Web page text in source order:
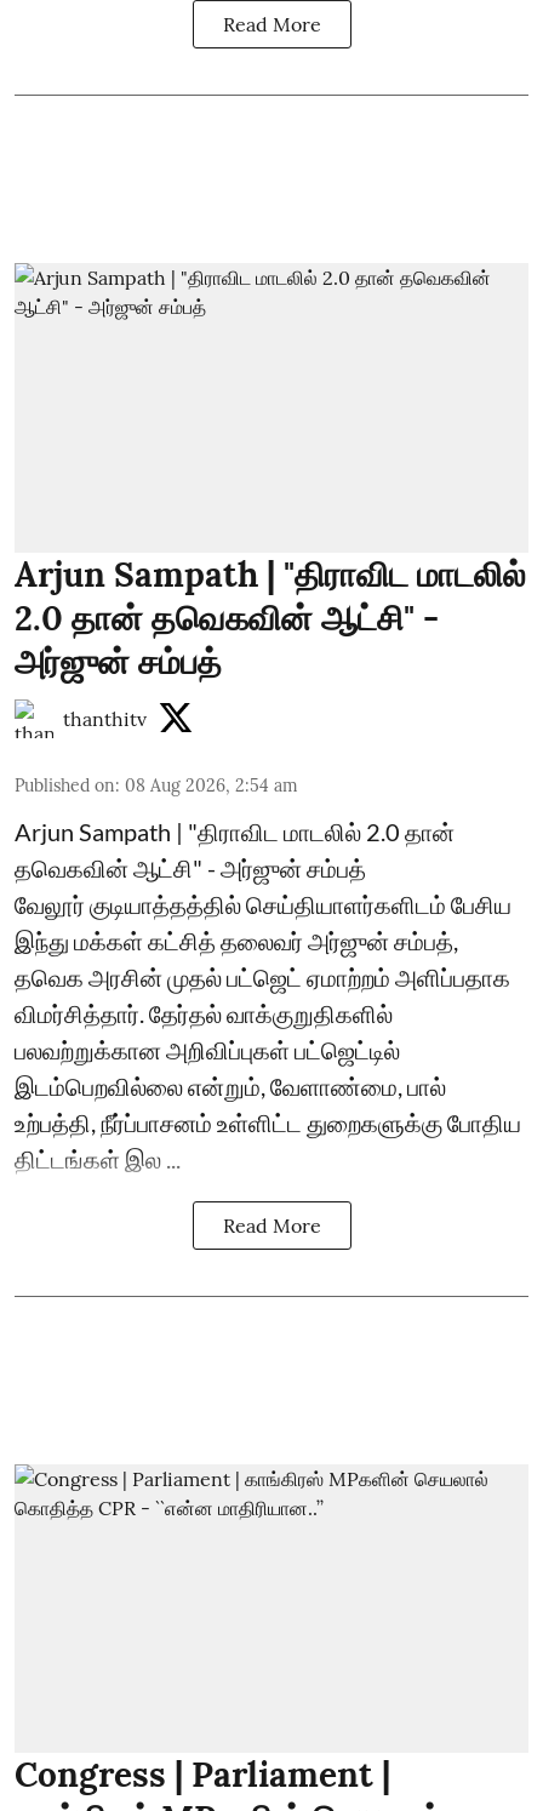
Read More
Arjun Sampath | "திராவிட மாடலில்
2.0 தான் தவெகவின் ஆட்சி" -
அர்ஜுன் சம்பத்
thanthitv
Published on: 08 Aug 2026, 2:54 am
Arjun Sampath | "திராவிட மாடலில் 2.0 தான்
தவெகவின் ஆட்சி" - அர்ஜுன் சம்பத்
வேலூர் குடியாத்தத்தில் செய்தியாளர்களிடம் பேசிய
இந்து மக்கள் கட்சித் தலைவர் அர்ஜுன் சம்பத்,
தவெக அரசின் முதல் பட்ஜெட் ஏமாற்றம் அளிப்பதாக
விமர்சித்தார். தேர்தல் வாக்குறுதிகளில்
பலவற்றுக்கான அறிவிப்புகள் பட்ஜெட்டில்
இடம்பெறவில்லை என்றும், வேளாண்மை, பால்
உற்பத்தி, நீர்ப்பாசனம் உள்ளிட்ட துறைகளுக்கு போதிய
திட்டங்கள் இல ...
Read More
Congress | Parliament |